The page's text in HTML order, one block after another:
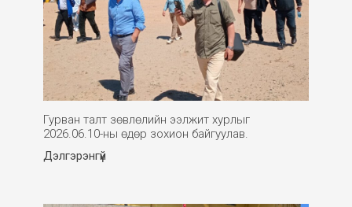
Гурван талт зөвлөлийн ээлжит хурлыг
2026.06.10-ны өдөр зохион байгуулав.
Дэлгэрэнгүй